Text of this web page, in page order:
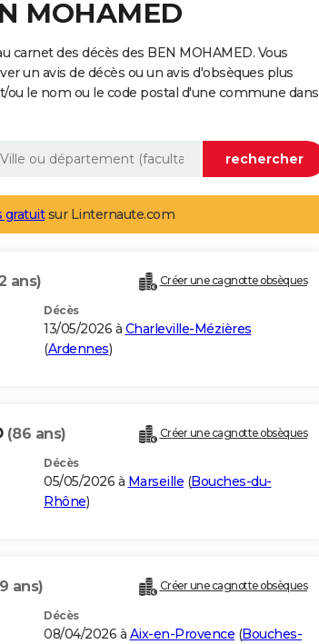
MOHAMED
carnet des décès des BEN MOHAMED. Vous
un avis de décès ou un avis d'obsèques plus
le nom ou le code postal d'une commune dans
gratuitsur Linternaute.com
ans) Créer une cagnotte obsèques
Décès
13/05/2026 à Charleville-Mézières
(Ardennes)
(86 ans) Créer une cagnotte obsèques
Décès
05/05/2026 à Marseille (Bouches-du-
Rhône)
ans) Créer une cagnotte obsèques
Décès
08/04/2026 à Aix-en-Provence (Bouches-